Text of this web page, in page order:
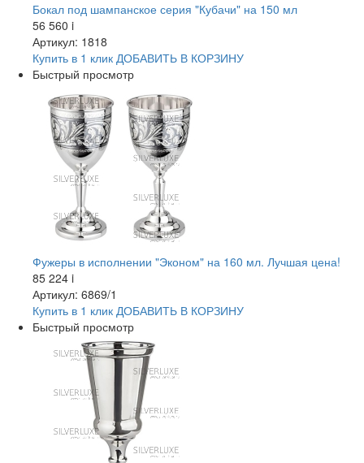
Бокал под шампанское серия "Кубачи" на 150 мл
56 560 i
Артикул: 1818
Купить в 1 клик ДОБАВИТЬ В КОРЗИНУ
Быстрый просмотр
Фужеры в исполнении "Эконом" на 160 мл. Лучшая цена!
85 224 i
Артикул: 6869/1
Купить в 1 клик ДОБАВИТЬ В КОРЗИНУ
Быстрый просмотр